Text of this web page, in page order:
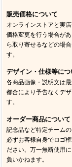
販売価格について
オンラインストアと実
価格変更を行う場合が
ら取り寄せるなどの場
す。
デザイン・仕様等につ
各商品画像・説明文は
都合により予告なくデ
す。
オーダー商品について
記念品など特定チーム
必ずお客様自身でロゴ
ださい。万一無断使用
負いかねます。